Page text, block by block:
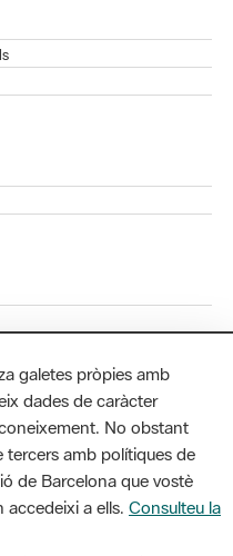
galetes pròpies amb
dades de caràcter
No obstant
amb polítiques de
de Barcelona que vostè
a ells. Consulteu la